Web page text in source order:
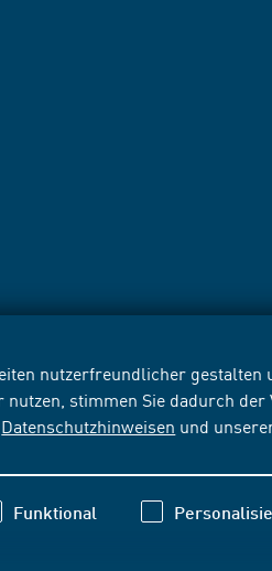
nutzerfreundlicher
nutzen, stimmen Sie dadurch
Datenschutzhinweisen und
Funktional